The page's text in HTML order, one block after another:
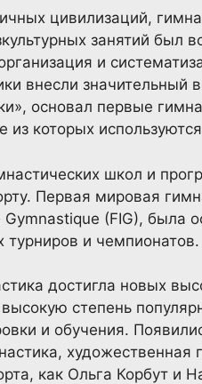
цивилизаций,
занятий был
и
внесли значительный
основал первые
из которых
школ и
Первая мировая
(FIG), была
и чемпионатов.
достигла новых
степень
и обучения.
как Ольга Корбут и